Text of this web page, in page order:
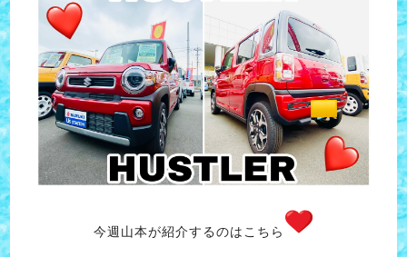
今週山本が紹介するのはこちら